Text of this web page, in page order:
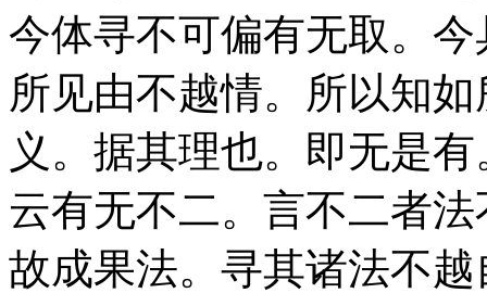
今体寻不可偏有无取。
所见由不越情。所以知
义。据其理也。即无是
云有无不二。言不二者
故成果法。寻其诸法不